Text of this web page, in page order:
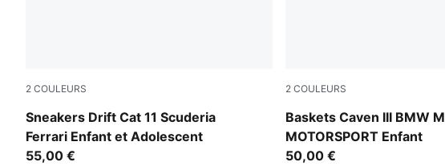
2 COULEURS
Sneakers Drift Cat 11 Scuderia
Ferrari Enfant et Adolescent
PUMA Black-Rosso Corsa
55,00 €
2 COULEURS
Baskets Caven III BMW M
MOTORSPORT Enfant
Puma Black
50,00 €